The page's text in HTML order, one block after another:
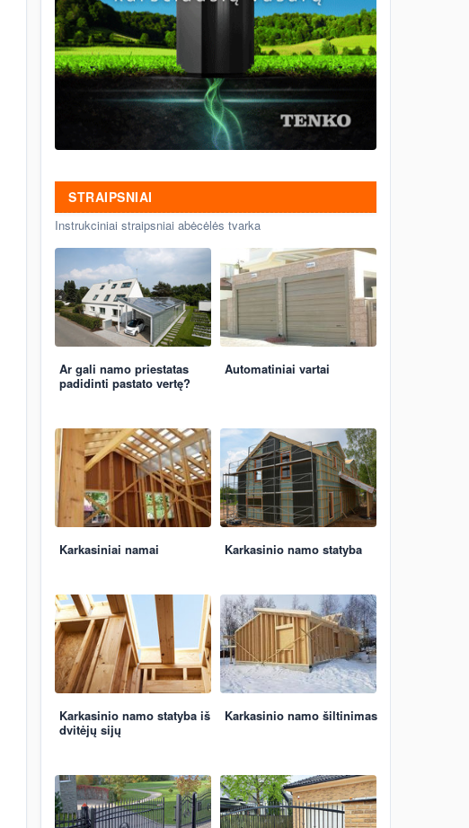
STRAIPSNIAI
Instrukciniai straipsniai abėcėlės tvarka
Ar gali namo priestatas
padidinti pastato vertę?
Automatiniai vartai
Karkasiniai namai Karkasinio namo statyba
Karkasinio namo statyba iš
dvitėjų sijų
Karkasinio namo šiltinimas